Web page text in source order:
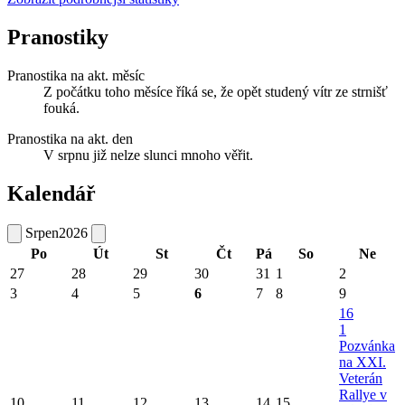
Pranostiky
Pranostika na akt. měsíc
Z počátku toho měsíce říká se, že opět studený vítr ze strnišť
fouká.
Pranostika na akt. den
V srpnu již nelze slunci mnoho věřit.
Kalendář
Srpen2026
Po
Út St Čt Pá So
Ne
27
28 29 30 31 1
2
3
4 5 6 7 8 9
16
1
Pozvánka
na XXI.
Veterán
Rallye v